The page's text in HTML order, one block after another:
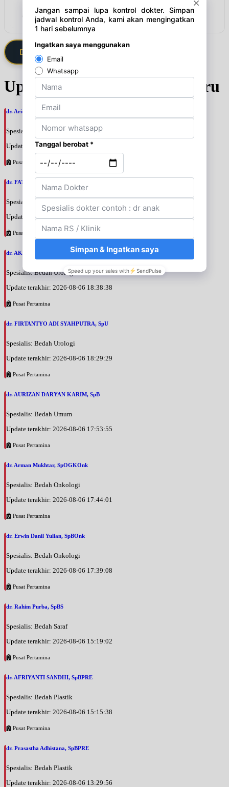
Lihat detail & harga →
Daftarkan Saya via Member VIP
Update Jadwal Dokter terbaru
dr. Ario Baskoro, SpU
Spesialis: Bedah Urologi
Update terakhir: 2026-08-06 18:46:06
Pusat Pertamina
dr. FATAN ABSHARI, SpU
Spesialis: Bedah Urologi
Update terakhir: 2026-08-06 18:42:13
Pusat Pertamina
dr. AKBARI WAHYUDI KUSUMAH, SpU
Spesialis: Bedah Urologi
Update terakhir: 2026-08-06 18:38:38
Pusat Pertamina
dr. FIRTANTYO ADI SYAHPUTRA, SpU
Spesialis: Bedah Urologi
Update terakhir: 2026-08-06 18:29:29
Pusat Pertamina
dr. AURIZAN DARYAN KARIM, SpB
Spesialis: Bedah Umum
Update terakhir: 2026-08-06 17:53:55
Pusat Pertamina
dr. Arman Mukhtar, SpOGKOnk
Spesialis: Bedah Onkologi
Update terakhir: 2026-08-06 17:44:01
Pusat Pertamina
dr. Erwin Danil Yulian, SpBOnk
Spesialis: Bedah Onkologi
Update terakhir: 2026-08-06 17:39:08
Pusat Pertamina
dr. Rahim Purba, SpBS
Spesialis: Bedah Saraf
Update terakhir: 2026-08-06 15:19:02
Pusat Pertamina
dr. AFRIYANTI SANDHI, SpBPRE
Spesialis: Bedah Plastik
Update terakhir: 2026-08-06 15:15:38
Pusat Pertamina
dr. Prasastha Adhistana, SpBPRE
Spesialis: Bedah Plastik
Update terakhir: 2026-08-06 13:29:56